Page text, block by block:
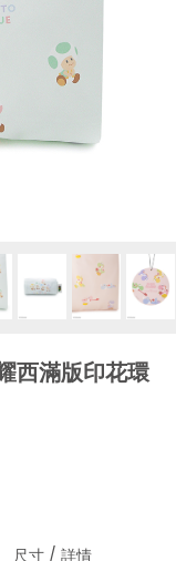
西滿版印花環
尺寸 / 詳情